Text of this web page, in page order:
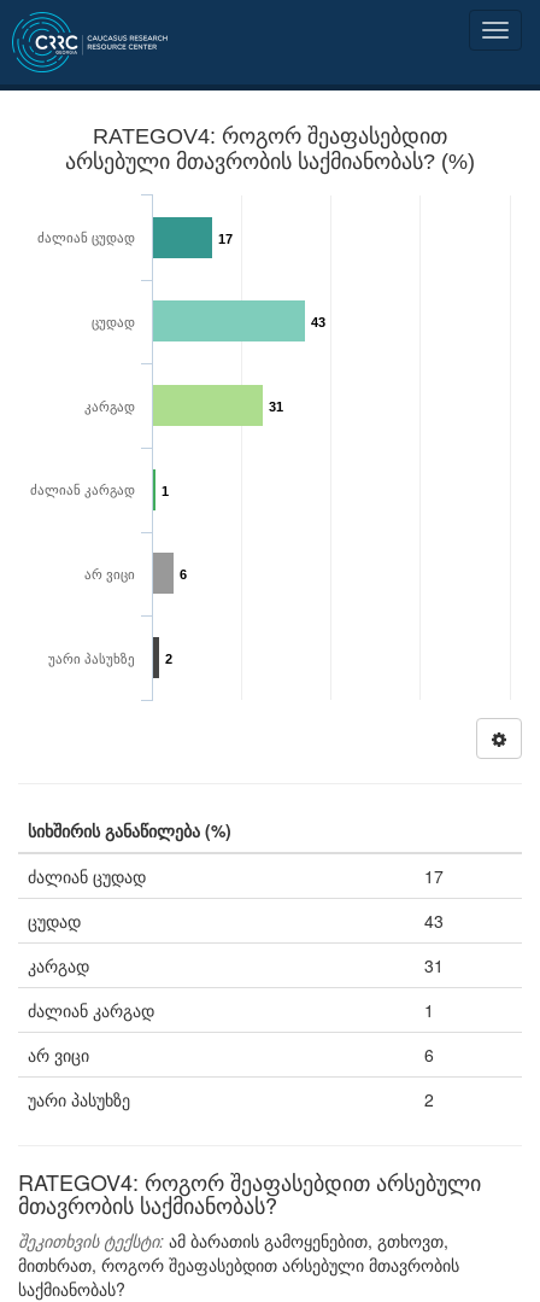
RATEGOV4: როგორ შეაფასებდით
არსებული მთავრობის საქმიანობას? (%)
17
43
31
1
6
2
ძალიან ცუდად
ცუდად
კარგად
ძალიან კარგად
არ ვიცი
უარი პასუხზე
სიხშირის განაწილება (%)
ძალიან ცუდად
17
ცუდად
43
კარგად
31
ძალიან კარგად
1
არ ვიცი
6
უარი პასუხზე
2
RATEGOV4: როგორ შეაფასებდით არსებული
მთავრობის საქმიანობას?
შეკითხვის ტექსტი: ამ ბარათის გამოყენებით, გთხოვთ,
მითხრათ, როგორ შეაფასებდით არსებული მთავრობის
საქმიანობას?